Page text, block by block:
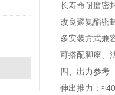
长寿命耐磨密
改良聚氨酯密
多安装方式兼
可搭配脚座、
四、出力参考
伸出推力：